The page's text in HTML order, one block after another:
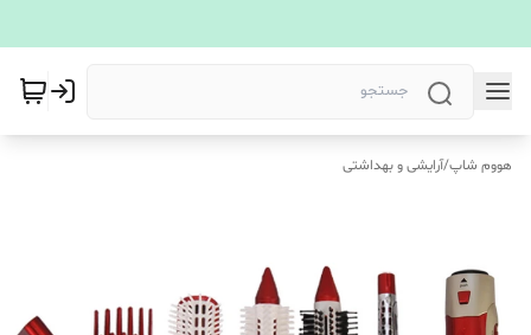
هووم شاپ/آرایشی و بهداشتی